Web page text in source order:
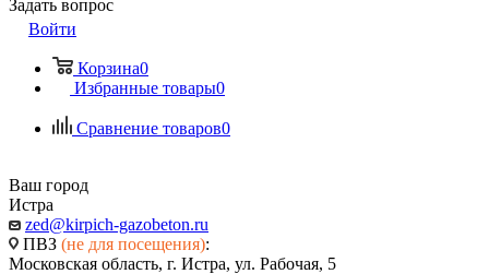
Задать вопрос
Войти
Корзина0
Избранные товары0
Сравнение товаров0
Ваш город
Истра
zed@kirpich-gazobeton.ru
ПВЗ (не для посещения):
Московская область, г. Истра, ул. Рабочая, 5